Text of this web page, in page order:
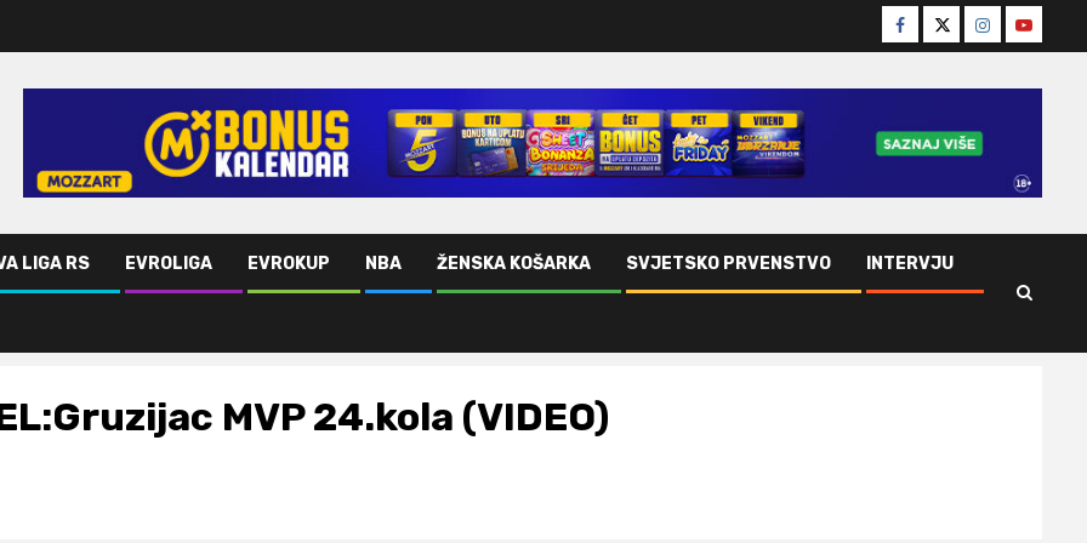
Facebook
TwitterInstagram
Youtube
LIGA RS EVROLIGA EVROKUP NBA ŽENSKA KOŠARKA SVJETSKO PRVENSTVO INTERVJU
MVP 24.kola (VIDEO)